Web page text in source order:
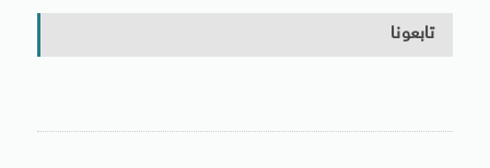
تابعونا